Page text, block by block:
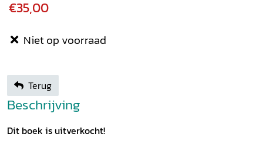
€35,00
Niet op voorraad
Terug
Beschrijving
Dit boek is uitverkocht!